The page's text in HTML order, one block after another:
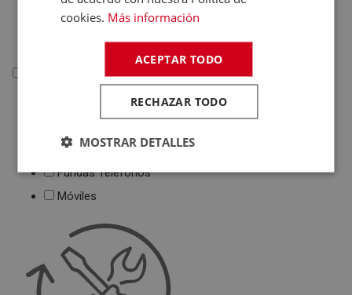
Deportivas
Telefonía
Accesorios Telefonía
Fundas Teléfonos
Móviles
cookies. Más información
ACEPTAR TODO
RECHAZAR TODO
MOSTRAR DETALLES